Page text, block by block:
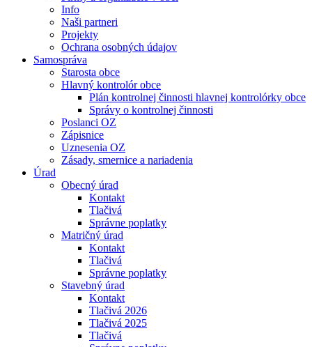
Info
Naši partneri
Projekty
Ochrana osobných údajov
Samospráva
Starosta obce
Hlavný kontrolór obce
Plán kontrolnej činnosti hlavnej kontrolórky obce
Správy o kontrolnej činnosti
Poslanci OZ
Zápisnice
Uznesenia OZ
Zásady, smernice a nariadenia
Úrad
Obecný úrad
Kontakt
Tlačivá
Správne poplatky
Matričný úrad
Kontakt
Tlačivá
Správne poplatky
Stavebný úrad
Kontakt
Tlačivá 2026
Tlačivá 2025
Tlačivá